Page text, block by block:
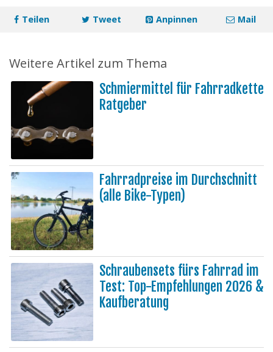
Teilen Tweet Anpinnen Mail
Weitere Artikel zum Thema
Schmiermittel für Fahrradkette
Ratgeber
Fahrradpreise im Durchschnitt
(alle Bike-Typen)
Schraubensets fürs Fahrrad im
Test: Top-Empfehlungen 2026 &
Kaufberatung